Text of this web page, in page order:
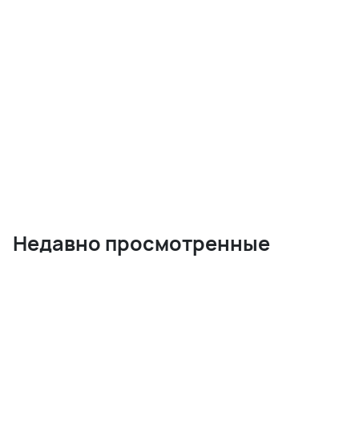
Недавно просмотренные